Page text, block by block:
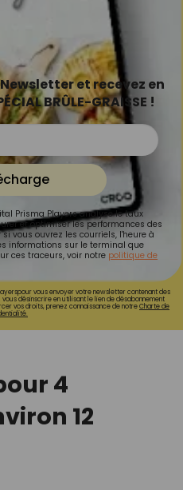
et recevez en
BRÛLE-GRAISSE !
Prisma Players analyse le taux
et optimiser les performances des
vous ouvrez les courriels, l'heure à
informations sur le terminal que
ces traceurs, voir notre politique de
vous envoyer votre newsletter contenant des
désinscrire en utilisant le lien de désabonnement
vos droits, prenez connaissance de notreCharte de
4
12